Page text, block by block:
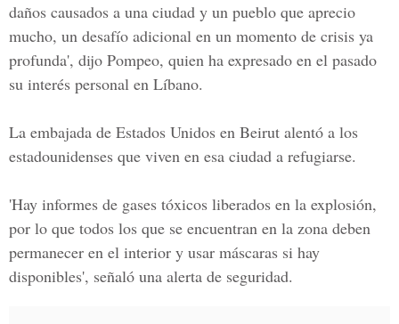
daños causados a una ciudad y un pueblo que aprecio
mucho, un desafío adicional en un momento de crisis ya
profunda', dijo Pompeo, quien ha expresado en el pasado
su interés personal en Líbano.
La embajada de Estados Unidos en Beirut alentó a los
estadounidenses que viven en esa ciudad a refugiarse.
'Hay informes de gases tóxicos liberados en la explosión,
por lo que todos los que se encuentran en la zona deben
permanecer en el interior y usar máscaras si hay
disponibles', señaló una alerta de seguridad.